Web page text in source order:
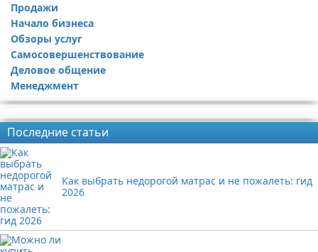
Продажи
Начало бизнеса
Обзоры услуг
Самосовершенствование
Деловое общение
Менеджмент
Последние статьи
Как выбрать недорогой матрас и не пожалеть: гид
2026